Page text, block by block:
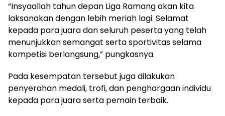
“Insyaallah tahun depan Liga Ramang akan kita
laksanakan dengan lebih meriah lagi. Selamat
kepada para juara dan seluruh peserta yang telah
menunjukkan semangat serta sportivitas selama
kompetisi berlangsung,” pungkasnya.
Pada kesempatan tersebut juga dilakukan
penyerahan medali, trofi, dan penghargaan individu
kepada para juara serta pemain terbaik.